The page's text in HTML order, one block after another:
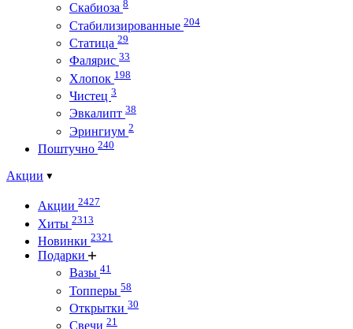
Скабиоза 8
Стабилизированные 204
Статица 29
Фалярис 33
Хлопок 198
Чистец 3
Эвкалипт 38
Эрингиум 2
Поштучно 240
Акции
Акции 2427
Хиты 2313
Новинки 2321
Подарки
Вазы 41
Топперы 58
Открытки 30
Свечи 21